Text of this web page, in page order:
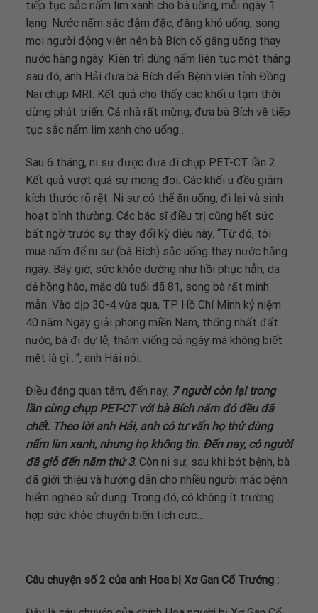
tiếp tục sắc nấm lim xanh cho bà uống, mỗi ngày 1
lạng. Nước nấm sắc đậm đặc, đắng khó uống, song
mọi người động viên nên bà Bích cố gắng uống thay
nước hằng ngày. Kiên trì dùng nấm liên tục một tháng
sau đó, anh Hải đưa bà Bích đến Bệnh viện tỉnh Đồng
Nai chụp MRI. Kết quả cho thấy các khối u tạm thời
dừng phát triển. Cả nhà rất mừng, đưa bà Bích về tiếp
tục sắc nấm lim xanh cho uống…
Sau 6 tháng, ni sư được đưa đi chụp PET-CT lần 2.
Kết quả vượt quá sự mong đợi. Các khối u đều giảm
kích thước rõ rệt. Ni sư có thể ăn uống, đi lại và sinh
hoạt bình thường. Các bác sĩ điều trị cũng hết sức
bất ngờ trước sự thay đổi kỳ diệu này. “Từ đó, tôi
mua nấm để ni sư (bà Bích) sắc uống thay nước hằng
ngày. Bây giờ, sức khỏe dường như hồi phục hẳn, da
dẻ hồng hào, mặc dù tuổi đã 81, song bà rất minh
mẫn. Vào dịp 30-4 vừa qua, TP Hồ Chí Minh kỷ niệm
40 năm Ngày giải phóng miền Nam, thống nhất đất
nước, bà đi dự lễ, thăm viếng cả ngày mà không biết
mệt là gì…”, anh Hải nói.
Điều đáng quan tâm, đến nay, 7 người còn lại trong
lần cùng chụp PET-CT với bà Bích năm đó đều đã
chết. Theo lời anh Hải, anh có tư vấn họ thử dùng
nấm lim xanh, nhưng họ không tin. Đến nay, có người
đã giỗ đến năm thứ 3. Còn ni sư, sau khi bớt bệnh, bà
đã giới thiệu và hướng dẫn cho nhiều người mắc bệnh
hiểm nghèo sử dụng. Trong đó, có không ít trường
hợp sức khỏe chuyển biến tích cực…
Câu chuyện số 2 của anh Hoa bị Xơ Gan Cổ Trướng :